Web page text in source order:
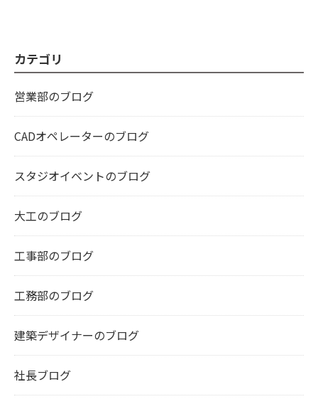
カテゴリ
営業部のブログ
CADオペレーターのブログ
スタジオイベントのブログ
大工のブログ
工事部のブログ
工務部のブログ
建築デザイナーのブログ
社長ブログ